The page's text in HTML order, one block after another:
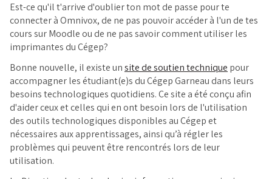
Est-ce qu'il t'arrive d'oublier ton mot de passe pour te
connecter à Omnivox, de ne pas pouvoir accéder à l'un de tes
cours sur Moodle ou de ne pas savoir comment utiliser les
imprimantes du Cégep?
Bonne nouvelle, il existe unsite de soutien technique pour
accompagner les étudiant(e)s du Cégep Garneau dans leurs
besoins technologiques quotidiens. Ce site a été conçu afin
d'aider ceux et celles qui en ont besoin lors de l'utilisation
des outils technologiques disponibles au Cégep et
nécessaires aux apprentissages, ainsi qu’à régler les
problèmes qui peuvent être rencontrés lors de leur
utilisation.